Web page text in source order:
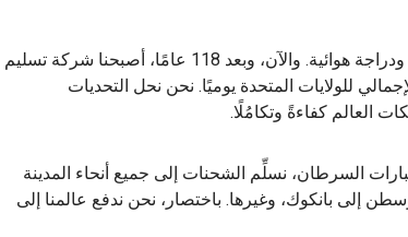
في عام 1907، بدأت شركة UPS بقرض بقيمة 100 دولار ودراجة هوائية. والآن، وبعد 118 عامًا، أصبحنا شركة تسليم
من الناتج المحلي الإجمالي للولايات المتحدة يوميًا. نحن نحل التحديات
العالم كفاءةً وتكامُلًا.
السرطان، نسلِّم الشحنات إلى جميع أنحاء المدينة
إلى بانكوك، وغيرها. باختصار، نحن ندفع عالمنا إلى